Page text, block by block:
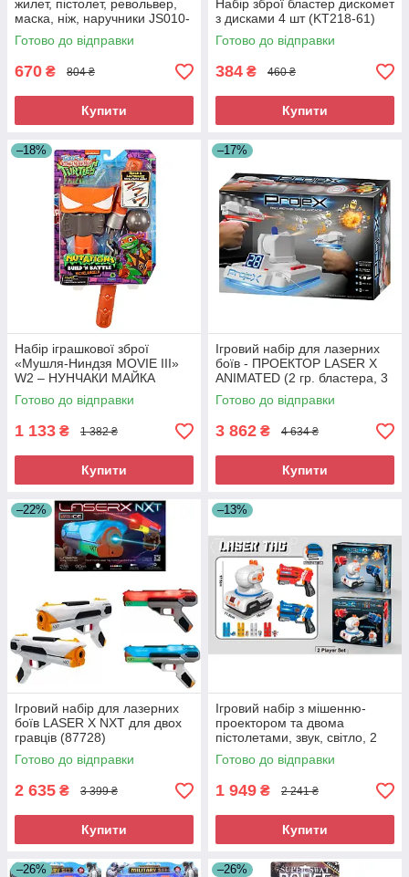
жилет, пістолет, револьвер,
маска, ніж, наручники JS010-
12A
Готово до відправки
670 ₴ 804 ₴
Купити
Набір зброї бластер дискомет
з дисками 4 шт (KT218-61)
Готово до відправки
384 ₴ 460 ₴
Купити
–18%
Набір іграшкової зброї
«Мушля-Ниндзя MOVIE III»
W2 – НУНЧАКИ МАЙКА
Подвійний удар
Готово до відправки
1 133 ₴ 1 382 ₴
Купити
–17%
Ігровий набір для лазерних
боїв - ПРОЕКТОР LASER X
ANIMATED (2 гр. бластера, 3
слайди-цілі)
Готово до відправки
3 862 ₴ 4 634 ₴
Купити
–22%
Ігровий набір для лазерних
боїв LASER X NXT для двох
гравців (87728)
Готово до відправки
2 635 ₴ 3 399 ₴
Купити
–13%
Ігровий набір з мішенню-
проектором та двома
пістолетами, звук, світло, 2
кольори, батарейки (2150D)
Готово до відправки
1 949 ₴ 2 241 ₴
Купити
–26% –26%